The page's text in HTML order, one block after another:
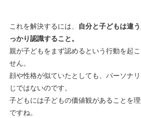
これを解決するには、
自分と子どもは違
っかり認識すること。
親が子どもをまず認めるという行動を起
せん。
顔や性格が似ていたとしても、パーソナ
じではないのです。
子どもには子どもの価値観があることを
ですね。